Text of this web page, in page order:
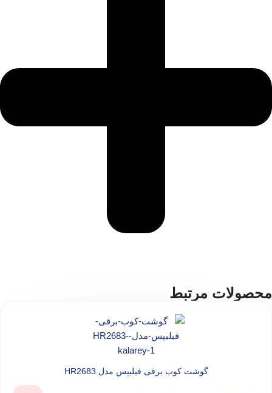
محصولات مرتبط
گوشت کوب برقی فیلیپس مدل HR2683